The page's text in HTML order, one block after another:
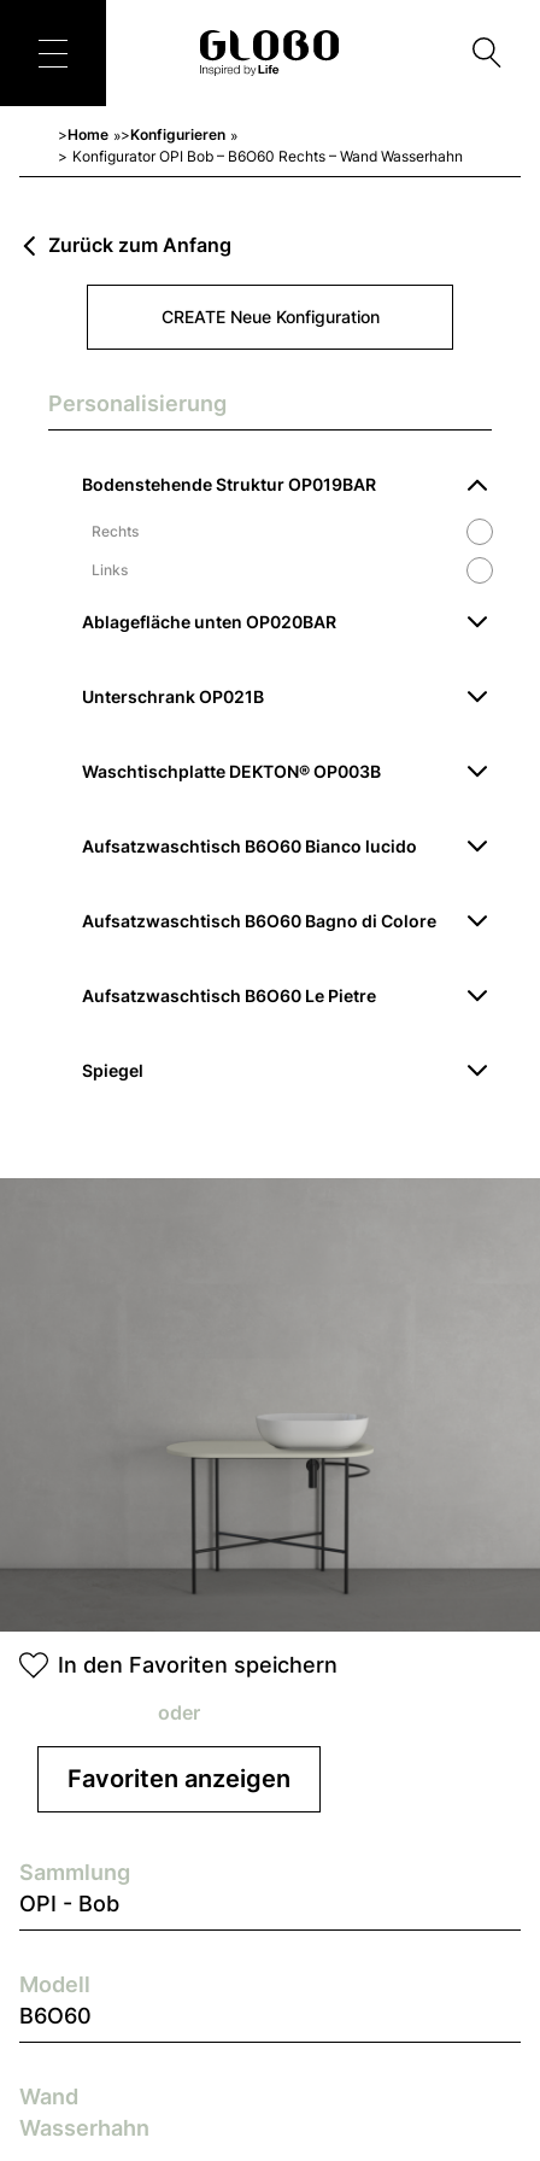
Home » Konfigurieren »
Konfigurator OPI Bob – B6O60 Rechts – Wand Wasserhahn
Zurück zum Anfang
CREATE Neue Konfiguration
Personalisierung
Bodenstehende Struktur OP019BAR
Rechts
Links
Ablagefläche unten OP020BAR
Unterschrank OP021B
Waschtischplatte DEKTON® OP003B
Aufsatzwaschtisch B6O60 Bianco lucido
Aufsatzwaschtisch B6O60 Bagno di Colore
Aufsatzwaschtisch B6O60 Le Pietre
Spiegel
Sammlung
OPI - Bob
Modell
B6O60
Wand
Wasserhahn
In den Favoriten speichern
oder
Favoriten anzeigen